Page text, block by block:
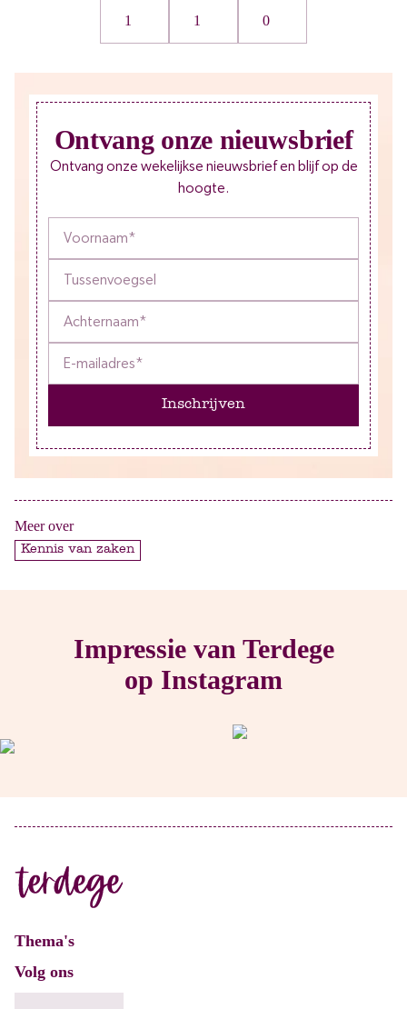
1 1 0
Ontvang onze nieuwsbrief
Ontvang onze wekelijkse nieuwsbrief en blijf op de
hoogte.
Inschrijven
Meer over
Kennis van zaken
Impressie van Terdege
op Instagram
Thema's
Volg ons